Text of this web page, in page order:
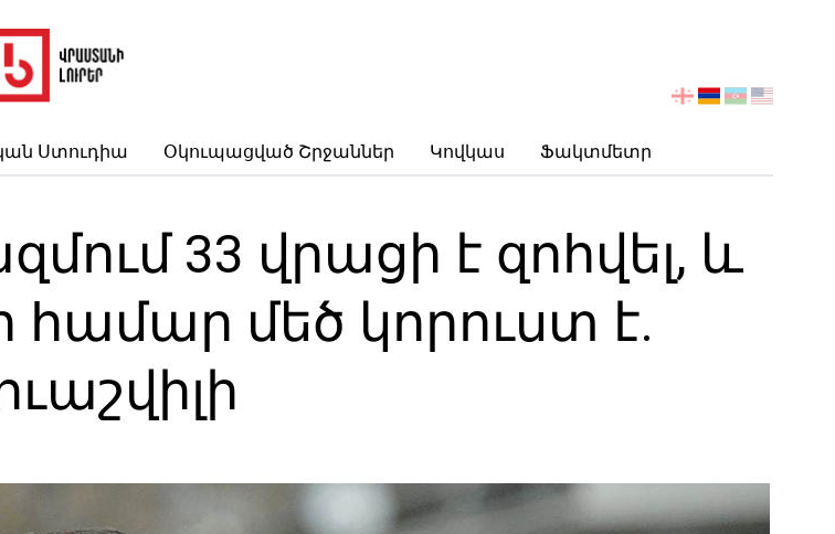
Ստուդիա Օկուպացված Շրջաններ Կովկաս Ֆակտմետր
აირჩიეთ
33 վրացի է զոհվել, և
համար մեծ կորուստ է.